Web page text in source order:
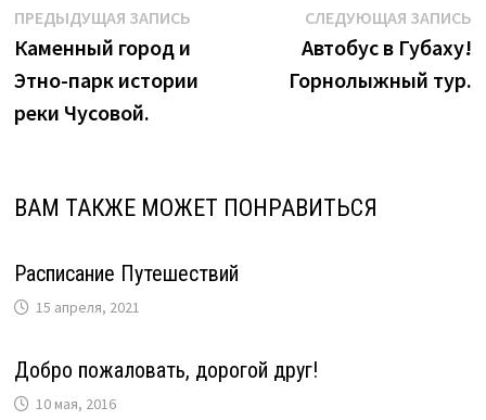
Навигация
по
записям
ПРЕДЫДУЩАЯ ЗАПИСЬПредыдущая
запись:
Каменный город и
Этно-парк истории
реки Чусовой.
СЛЕДУЮЩАЯ ЗАПИСЬ
Автобус в Губаху!
Горнолыжный тур.
ВАМ ТАКЖЕ МОЖЕТ ПОНРАВИТЬСЯ
Расписание Путешествий
15 апреля, 2021
Добро пожаловать, дорогой друг!
10 мая, 2016